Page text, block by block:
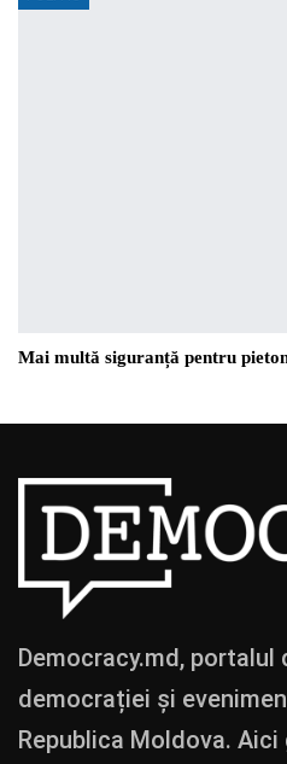
Mai multă siguranță pentru
Democracy.md,
democrației și
Republica Moldova.